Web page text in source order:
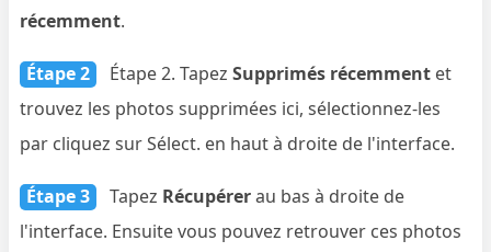
récemment.
Étape 2 Étape 2. TapezSupprimés récemment et
trouvez les photos supprimées ici, sélectionnez-les
par cliquez sur Sélect. en haut à droite de l'interface.
Étape 3 Tapez Récupérerau bas à droite de
l'interface. Ensuite vous pouvez retrouver ces photos